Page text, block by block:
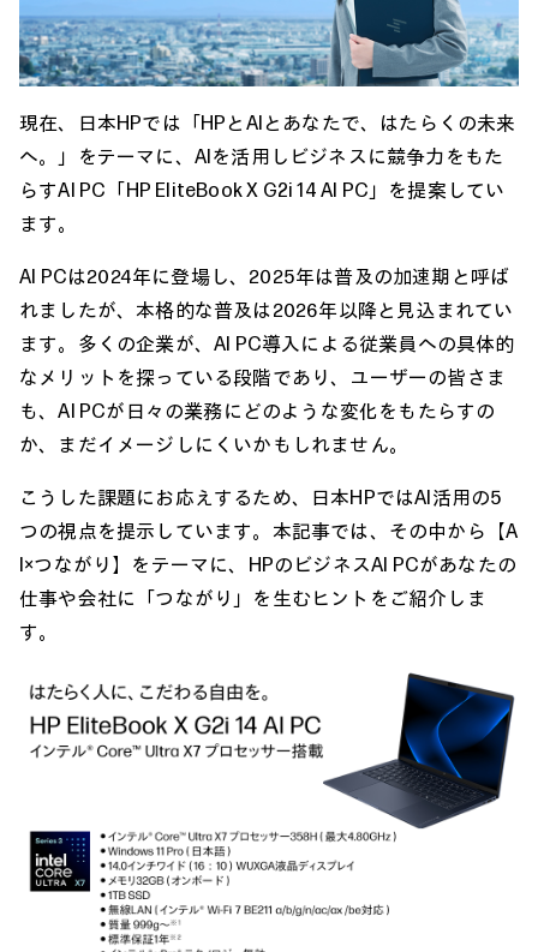
現在、日本HPでは「HPとAIとあなたで、はたらくの未来
へ。」をテーマに、AIを活用しビジネスに競争力をもた
らすAI PC「HP EliteBook X G2i 14 AI PC」を提案してい
ます。
AI PCは2024年に登場し、2025年は普及の加速期と呼ば
れましたが、本格的な普及は2026年以降と見込まれてい
ます。多くの企業が、AI PC導入による従業員への具体的
なメリットを探っている段階であり、ユーザーの皆さま
も、AI PCが日々の業務にどのような変化をもたらすの
か、まだイメージしにくいかもしれません。
こうした課題にお応えするため、日本HPではAI活用の5
つの視点を提示しています。本記事では、その中から【A
I×つながり】をテーマに、HPのビジネスAI PCがあなたの
仕事や会社に「つながり」を生むヒントをご紹介しま
す。